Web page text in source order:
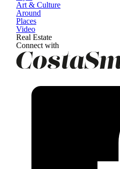
Art & Culture
Around
Places
Video
Real Estate
Connect with